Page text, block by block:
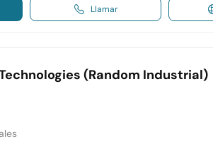
Llamar
(Random Industrial)